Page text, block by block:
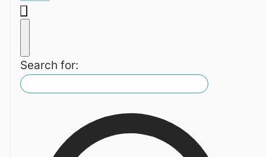
Search for: